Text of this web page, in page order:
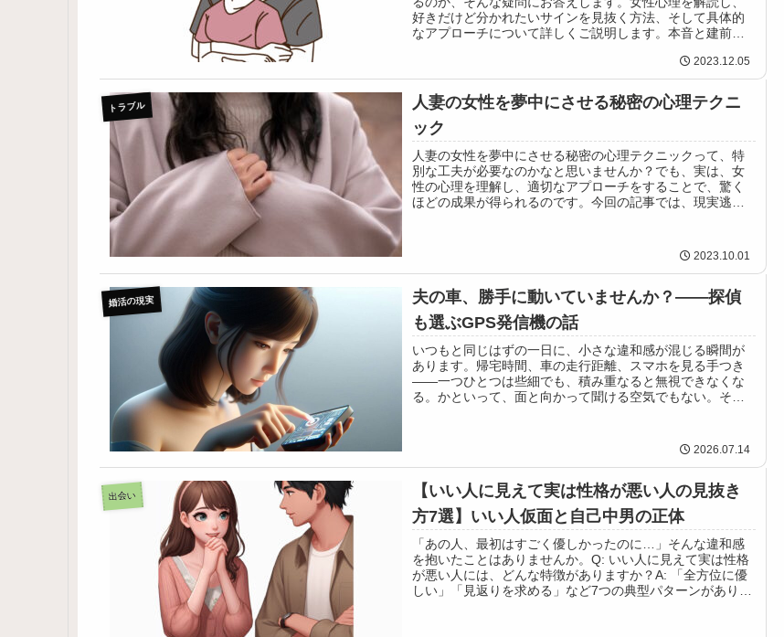
好きだけど分かれたいサインを見抜く方法、そして具体的
なアプローチについて詳しくご説明します。本音と建前、
2023.12.05
トラブル
人妻の女性を夢中にさせる秘密の心理テクニ
ック
人妻の女性を夢中にさせる秘密の心理テクニックって、特
別な工夫が必要なのかなと思いませんか？でも、実は、女
性の心理を理解し、適切なアプローチをすることで、驚く
ほどの成果が得られるのです。今回の記事では、現実逃避
2023.10.01
婚活の現実
夫の車、勝手に動いていませんか？——探偵
も選ぶGPS発信機の話
いつもと同じはずの一日に、小さな違和感が混じる瞬間が
あります。帰宅時間、車の走行距離、スマホを見る手つき
——一つひとつは些細でも、積み重なると無視できなくな
る。かといって、面と向かって聞ける空気でもない。そん
2026.07.14
出会い
【いい人に見えて実は性格が悪い人の見抜き
方7選】いい人仮面と自己中男の正体
「あの人、最初はすごく優しかったのに…」そんな違和感
を抱いたことはありませんか。Q: いい人に見えて実は性格
が悪い人には、どんな特徴がありますか？A: 「全方位に優
しい」「見返りを求める」など7つの典型パターンがあり、